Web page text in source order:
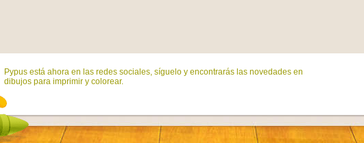
Pypus está ahora en las redes sociales, síguelo y encontrarás las novedades en
dibujos para imprimir y colorear.